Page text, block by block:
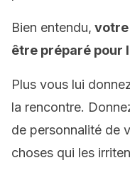
Bien entendu, votre
être préparé pour
Plus vous lui
la rencontre.
de personnalité de
choses qui les